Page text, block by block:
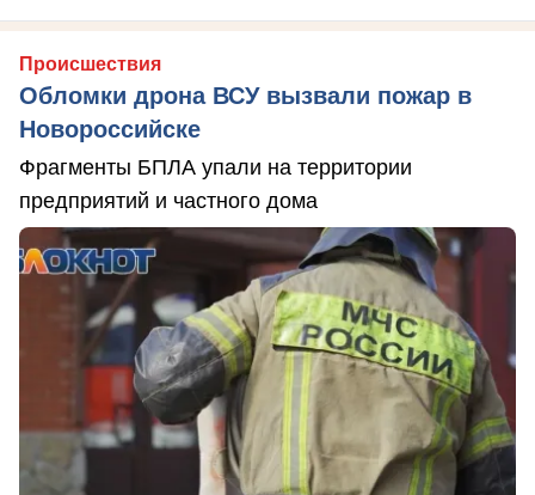
Происшествия
Обломки дрона ВСУ вызвали пожар в
Новороссийске
Фрагменты БПЛА упали на территории
предприятий и частного дома